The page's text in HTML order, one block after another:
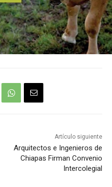
Artículo siguiente
Arquitectos e Ingenieros de
Chiapas Firman Convenio
Intercolegial